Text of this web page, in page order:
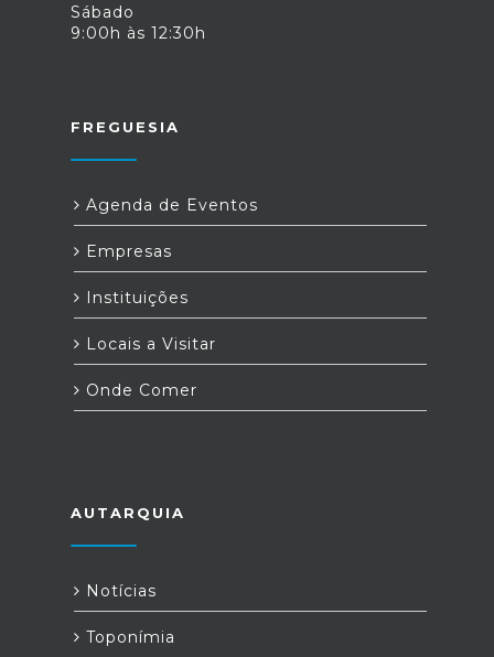
Sábado
9:00h às 12:30h
FREGUESIA
Agenda de Eventos
Empresas
Instituições
Locais a Visitar
Onde Comer
AUTARQUIA
Notícias
Toponímia